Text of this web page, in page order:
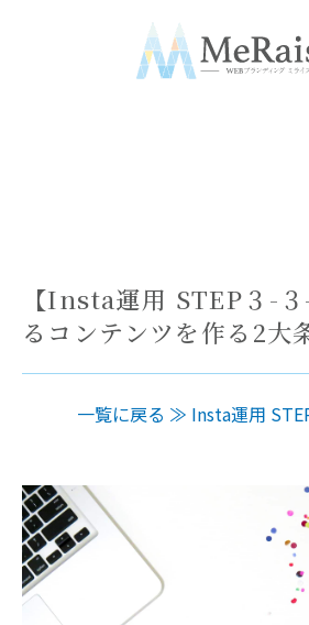
イ
ー
【Insta運用 STEP３-
るコンテンツを作る2大
一覧に戻る ≫ Insta運用